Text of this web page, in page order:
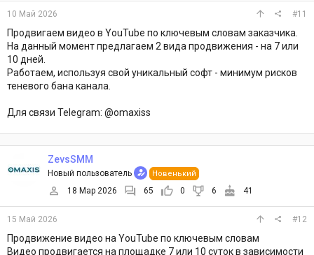
10 Май 2026 #11
Продвигаем видео в YouTube по ключевым словам заказчика.
На данный момент предлагаем 2 вида продвижения - на 7 или
10 дней.
Работаем, используя свой уникальный софт - минимум рисков
теневого бана канала.
Для связи Telegram: @omaxiss
ZevsSMM
Новый пользователь Новенький
18 Мар 2026 65 0 6 41
15 Май 2026 #12
Продвижение видео на YouTube по ключевым словам
Видео продвигается на площадке 7 или 10 суток в зависимости